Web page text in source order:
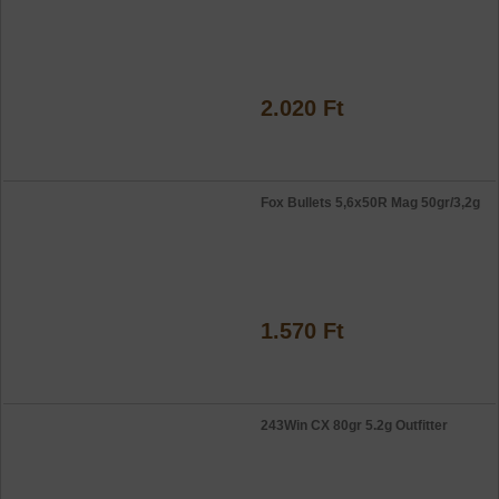
2.020 Ft
Fox Bullets 5,6x50R Mag 50gr/3,2g
1.570 Ft
243Win CX 80gr 5.2g Outfitter